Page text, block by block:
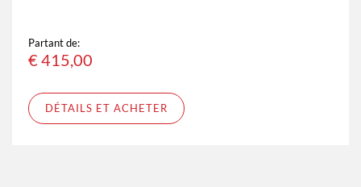
Partant de:
€ 415,00
DÉTAILS ET ACHETER